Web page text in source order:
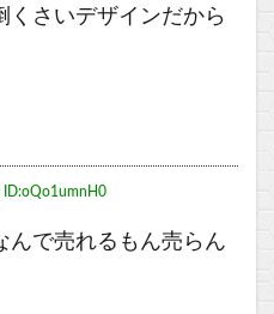
くさいデザインだから
で売れるもん売らん